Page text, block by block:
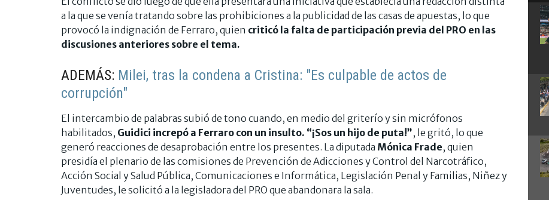
a la que se venía tratando sobre las prohibiciones a la publicidad de las casas de apuestas, lo que
provocó la indignación de Ferraro, quien criticó la falta de participación previa del PRO en las
discusiones anteriores sobre el tema.
ADEMÁS: Milei, tras la condena a Cristina: "Es culpable de actos de
corrupción"
El intercambio de palabras subió de tono cuando, en medio del griterío y sin micrófonos
habilitados, Guidici increpó a Ferraro con un insulto. “¡Sos un hijo de puta!”, le gritó, lo que
generó reacciones de desaprobación entre los presentes. La diputada Mónica Frade, quien
presidía el plenario de las comisiones de Prevención de Adicciones y Control del Narcotráfico,
Acción Social y Salud Pública, Comunicaciones e Informática, Legislación Penal y Familias, Niñez y
Juventudes, le solicitó a la legisladora del PRO que abandonara la sala.